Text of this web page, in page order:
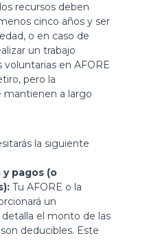
recursos deben
cinco años y ser
o en caso de
un trabajo
en AFORE
pero la
mantienen a largo
la siguiente
pagos (o
Tu AFORE o la
un
el monto de las
deducibles. Este